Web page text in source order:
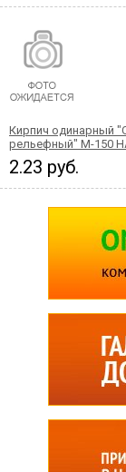
Кирпич одинарный
рельефный" М-150
2.23 руб.